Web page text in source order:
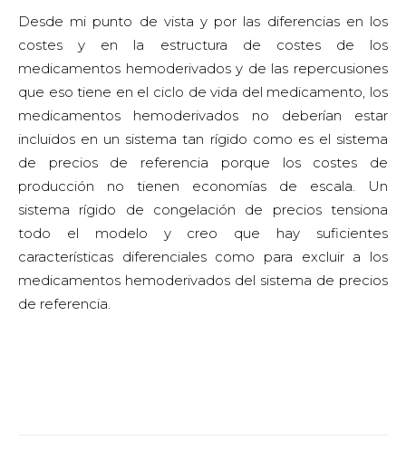
Desde mi punto de vista y por las diferencias en los
costes y en la estructura de costes de los
medicamentos hemoderivados y de las repercusiones
que eso tiene en el ciclo de vida del medicamento, los
medicamentos hemoderivados no deberían estar
incluidos en un sistema tan rígido como es el sistema
de precios de referencia porque los costes de
producción no tienen economías de escala. Un
sistema rígido de congelación de precios tensiona
todo el modelo y creo que hay suficientes
características diferenciales como para excluir a los
medicamentos hemoderivados del sistema de precios
de referencia.